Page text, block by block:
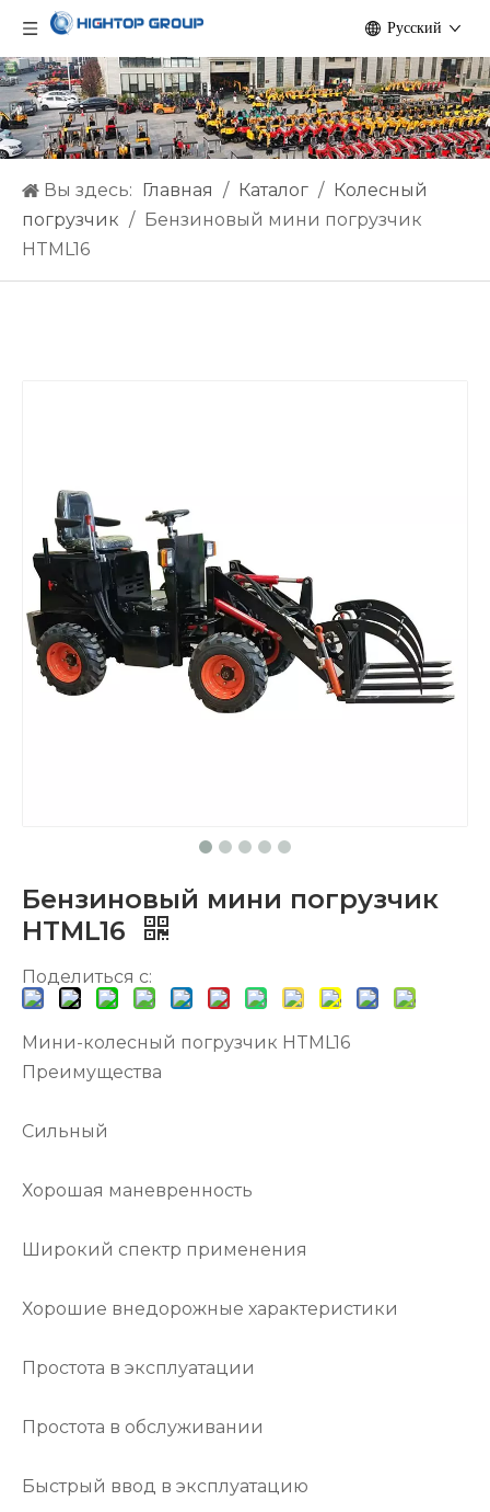
Pусский
Вы здесь: Главная / Каталог /
Колесный
погрузчик /
Бензиновый мини погрузчик
HTML16
Бензиновый мини погрузчик
HTML16
Поделиться с:
Мини-колесный погрузчик HTML16
Преимущества
Сильный
Хорошая маневренность
Широкий спектр применения
Хорошие внедорожные характеристики
Простота в эксплуатации
Простота в обслуживании
Быстрый ввод в эксплуатацию